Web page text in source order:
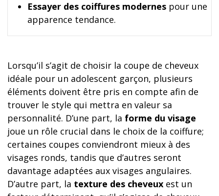
Essayer des coiffures modernes pour une
apparence tendance.
Lorsqu’il s’agit de choisir la coupe de cheveux
idéale pour un adolescent garçon, plusieurs
éléments doivent être pris en compte afin de
trouver le style qui mettra en valeur sa
personnalité. D’une part, la forme du visage
joue un rôle crucial dans le choix de la coiffure;
certaines coupes conviendront mieux à des
visages ronds, tandis que d’autres seront
davantage adaptées aux visages angulaires.
D’autre part, la texture des cheveux est un